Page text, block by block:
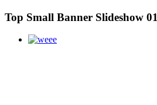
Top Small Banner Slideshow 01